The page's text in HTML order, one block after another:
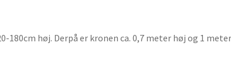
180cm høj. Derpå er kronen ca. 0,7 meter høj og 1